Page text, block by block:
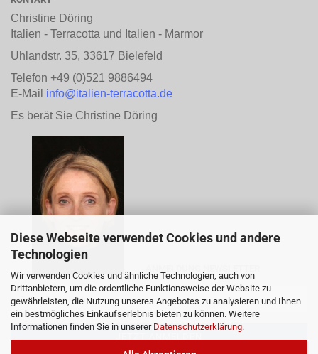
Diese Webseite verwendet Cookies und andere
Technologien
Wir verwenden Cookies und ähnliche Technologien, auch von
Drittanbietern, um die ordentliche Funktionsweise der Website zu
gewährleisten, die Nutzung unseres Angebotes zu analysieren und Ihnen
ein bestmögliches Einkaufserlebnis bieten zu können. Weitere
Informationen finden Sie in unserer Datenschutzerklärung.
Christine Döring
Italien - Terracotta und Italien - Marmor
Uhlandstr. 35, 33617 Bielefeld
Telefon +49 (0)521 9886494
E-Mail info@italien-terracotta.de
Es berät Sie Christine Döring